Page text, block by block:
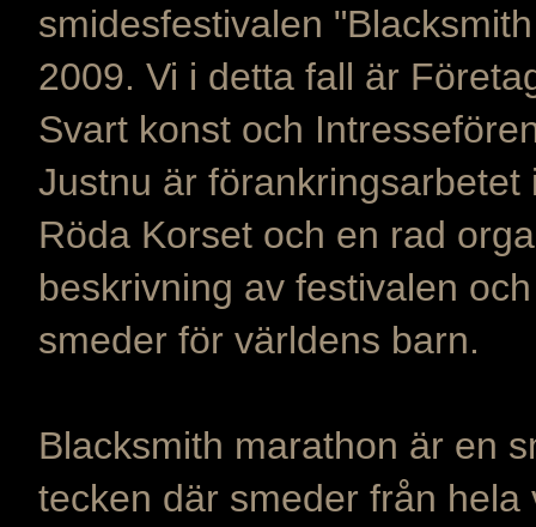
smidesfestivalen
2009. Vi i detta fall är
Svart konst och
Justnu är
Röda Korset och en rad
beskrivning av festivalen
smeder för världens barn.
Blacksmith marathon är en
tecken där smeder från